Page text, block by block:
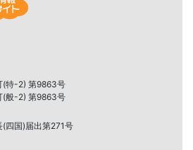
(特-2) 第9863号
(般-2) 第9863号
四国)届出第271号